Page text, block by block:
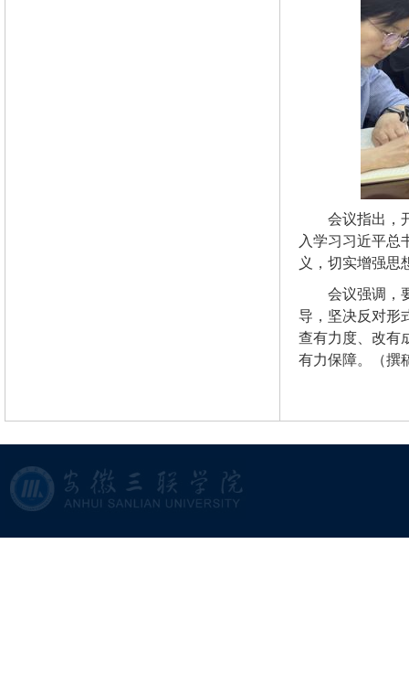
会议指出，
入学习习近平总
义，切实增强思
会议强调，
导，坚决反对形
查有力度、改有
有力保障。（撰